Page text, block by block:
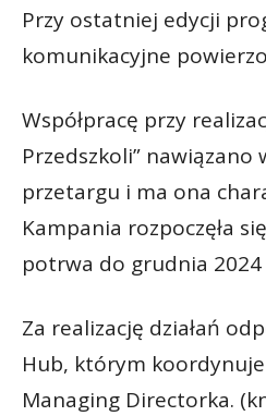
Przy ostatniej edycji
komunikacyjne
Współpracę przy
Przedszkoli”
przetargu i ma ona
Kampania rozpoczęła
potrwa do grudnia 2024
Za realizację działań
Hub, którym
Managing Directorka.